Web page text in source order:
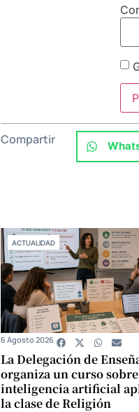
Compartir
ACTUALIDAD
La Delegación de
organiza un curso sobre
inteligencia artificial
la clase de Religión
6 Agosto 2026